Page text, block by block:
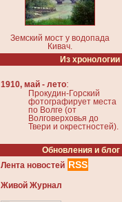
Земский мост у водопада
Кивач.
Из хронологии
1910, май - лето:
Прокудин-Горский
фотографирует места
по Волге (от
Волговерховья до
Твери и окрестностей).
Обновления и блог
Лента новостей RSS
Живой Журнал